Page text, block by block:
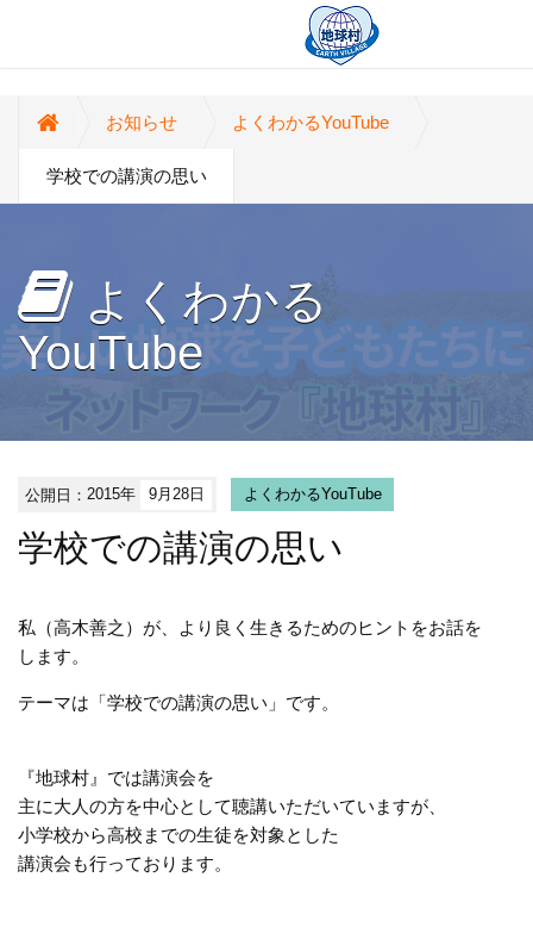
お知らせ よくわかるYouTube
学校での講演の思い
よくわかる
YouTube
公開日：2015年 9月28日 よくわかるYouTube
学校での講演の思い
私（高木善之）が、より良く生きるためのヒントをお話を
します。
テーマは「学校での講演の思い」です。
『地球村』では講演会を
主に大人の方を中心として聴講いただいていますが、
小学校から高校までの生徒を対象とした
講演会も行っております。